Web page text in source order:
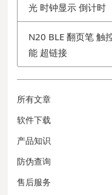
光 时钟显示 倒计时
N20 BLE 翻页笔 触
能 超链接
所有文章
软件下载
产品知识
防伪查询
售后服务